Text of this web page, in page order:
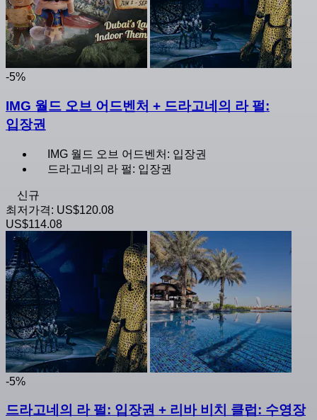
-5%
IMG 월드 오브 어드벤처 + 드라고네의 라 펄:
입장권
IMG 월드 오브 어드벤처: 입장권
드라고네의 라 펄: 입장권
신규
최저가격: US$120.08
US$114.08
-5%
드라고네의 라 펄: 입장권 + 리바 비치 클럽: 수영장